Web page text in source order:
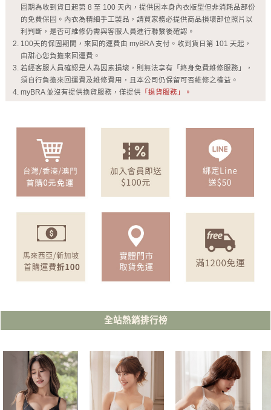
固期為收到貨日起第 8 至 100 天內，提供因本身內衣版型但非消耗品部份
的免費保固。內衣為精細手工製品，請買家務必提供商品損壞部位照片以
利判斷，是否可維修仍需與客服人員進行聯繫後確認。
100天的保固期間，來回的運費由 myBRA 支付。收到貨日第 101 天起，
由甜心您負擔來回運費。
若經客服人員確認是人為因素損壞，則無法享有「終身免費維修服務」，
須自行負擔來回運費及維修費用，且本公司仍保留可否維修之權益。
myBRA 並沒有提供換貨服務，僅提供 「退貨服務」。
全站熱銷排行榜